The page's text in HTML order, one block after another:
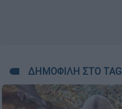
ΔΗΜΟΦΙΛΗ ΣΤΟ TAG